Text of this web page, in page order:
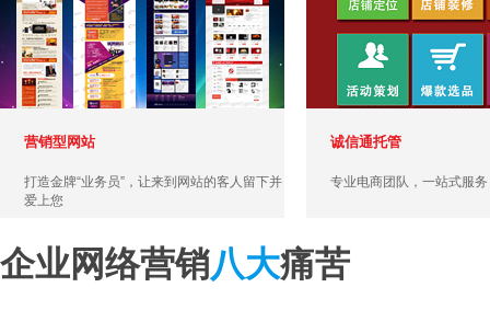
营销型网站
打造金牌“业务员”，让来到网站的客人留下并
爱上您
诚信通托管
专业电商团队，一站式服务
企业网络营销八大痛苦